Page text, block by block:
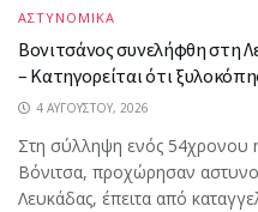
ΑΣΤΥΝΟΜΙΚΑ
Βονιτσάνος συνελήφθη στη
– Κατηγορείται ότι
4 ΑΥΓΟΎΣΤΟΥ, 2026
Στη σύλληψη ενός 54χρονου
Βόνιτσα, προχώρησαν
Λευκάδας, έπειτα από